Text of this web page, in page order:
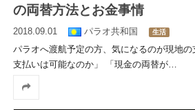
の両替方法とお金事情
2018.09.01 パラオ共和国 生活
パラオへ渡航予定の方、気になるのが現地
支払いは可能なのか」 「現金の両替が…